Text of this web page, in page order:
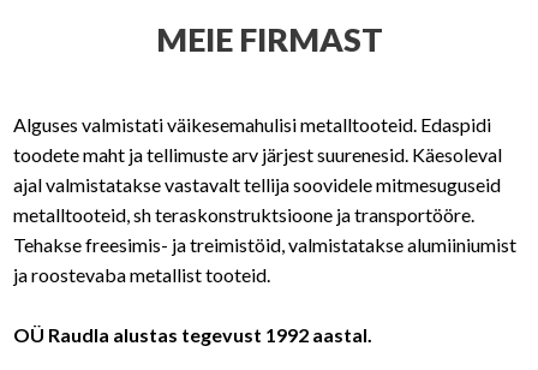
MEIE FIRMAST
Alguses valmistati väikesemahulisi metalltooteid. Edaspidi
toodete maht ja tellimuste arv järjest suurenesid. Käesoleval
ajal valmistatakse vastavalt tellija soovidele mitmesuguseid
metalltooteid, sh teraskonstruktsioone ja transportööre.
Tehakse freesimis- ja treimistöid, valmistatakse alumiiniumist
ja roostevaba metallist tooteid.
OÜ Raudla alustas tegevust 1992 aastal.